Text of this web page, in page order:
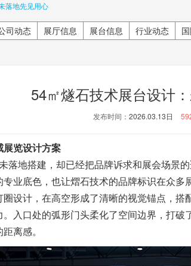
落地先见用心
司动态 展厅信息 展台信息 行业动态
54㎡燧石技术展台设计
发布时间： 2026.03.13日
展览设计方案
未落地搭建，却已经把品牌诉求和展会场景
业底色，也让熠石技术的品牌标识在众多
设计，在高空形成了清晰的视觉锚点，搭
入口处的弧形门头柔化了空间边界，打
离感。